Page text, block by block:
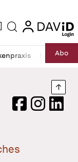
Suche login
RechtAbo
FacebookInstagram